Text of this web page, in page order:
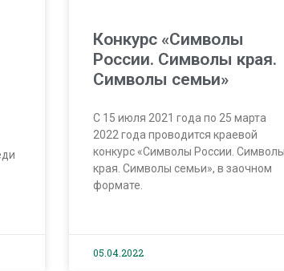
Конкурс «Символы
России. Символы края.
Символы семьи»
С 15 июля 2021 года по 25 марта
2022 года проводится краевой
конкурс «Символы России. Символы
края. Символы семьи», в заочном
формате.
05.04.2022